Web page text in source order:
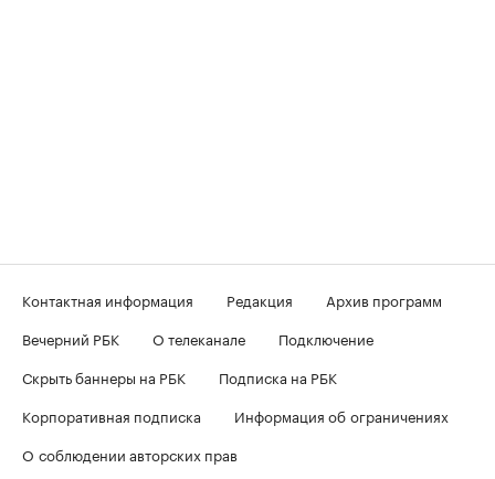
Контактная информация Редакция
Архив программ
Вечерний РБК
О телеканале
Подключение
Скрыть баннеры на РБК
Подписка на РБК
Корпоративная подписка
Информация об ограничениях
О соблюдении авторских прав